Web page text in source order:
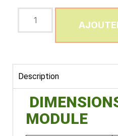
Description
MODULE